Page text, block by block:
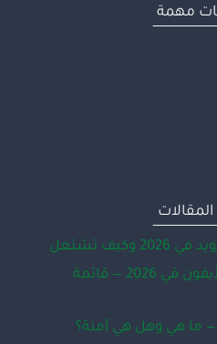
مهمة
تشتغل
أفضل تطبيقات بلس للأيفون في 2026 — قائمة
ما هي وهل هي آمنة؟